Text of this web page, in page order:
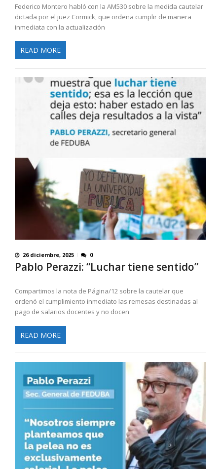
Federico Montero habló con la AM530 sobre la medida cautelar
dictada por el juez Cormick, que ordena cumplir de manera
inmediata con la actualización
READ MORE
26 diciembre, 2025 0
Pablo Perazzi: “Luchar tiene sentido”
Compartimos la nota de Página/12 sobre la cautelar que
ordenó el cumplimiento inmediato las remesas destinadas al
pago de salarios docentes y no docen
READ MORE